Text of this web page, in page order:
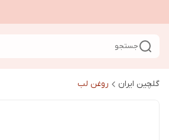
جستجو
گلچین ایران روغن لب